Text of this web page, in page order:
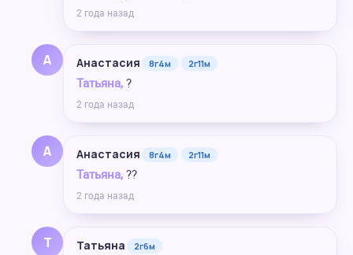
2 года назад
А Анастасия 8г4м 2г11м
Татьяна, ?
2 года назад
А Анастасия 8г4м 2г11м
Татьяна, ??
2 года назад
Т Татьяна 2г6м